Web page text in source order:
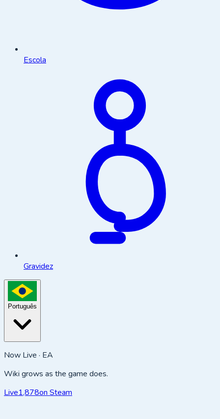
Escola
Gravidez
Português
Now Live · EA
Wiki grows as the game does.
Live1,878on Steam